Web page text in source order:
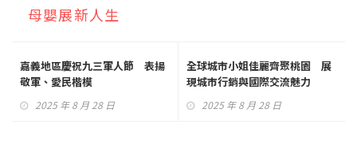
母嬰展新人生
嘉義地區慶祝九三軍人節 表揚
敬軍、愛民楷模
2025 年 8 月 28 日
全球城市小姐佳麗齊聚桃園 展
現城市行銷與國際交流魅力
2025 年 8 月 28 日